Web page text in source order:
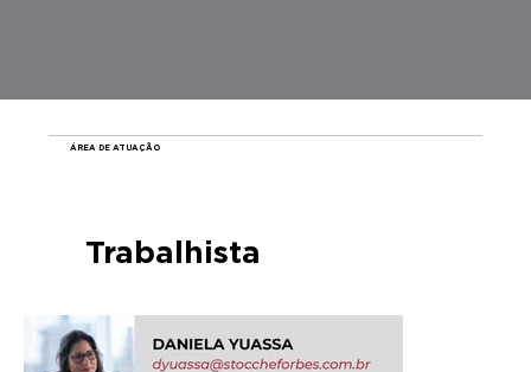
ÁREA DE ATUAÇÃO
Trabalhista